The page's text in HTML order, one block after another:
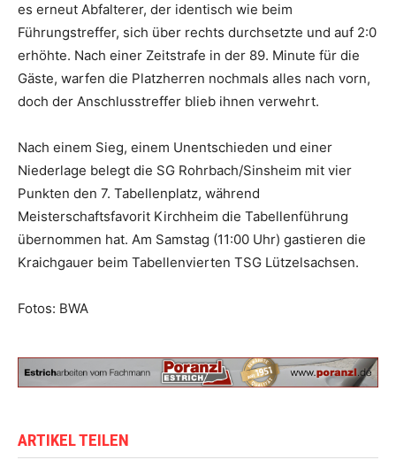
es erneut Abfalterer, der identisch wie beim
Führungstreffer, sich über rechts durchsetzte und auf 2:0
erhöhte. Nach einer Zeitstrafe in der 89. Minute für die
Gäste, warfen die Platzherren nochmals alles nach vorn,
doch der Anschlusstreffer blieb ihnen verwehrt.
Nach einem Sieg, einem Unentschieden und einer
Niederlage belegt die SG Rohrbach/Sinsheim mit vier
Punkten den 7. Tabellenplatz, während
Meisterschaftsfavorit Kirchheim die Tabellenführung
übernommen hat. Am Samstag (11:00 Uhr) gastieren die
Kraichgauer beim Tabellenvierten TSG Lützelsachsen.
Fotos: BWA
ARTIKEL TEILEN